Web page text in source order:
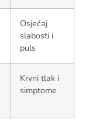
Osjećaj
slabosti i
puls
Krvni tlak i
simptome